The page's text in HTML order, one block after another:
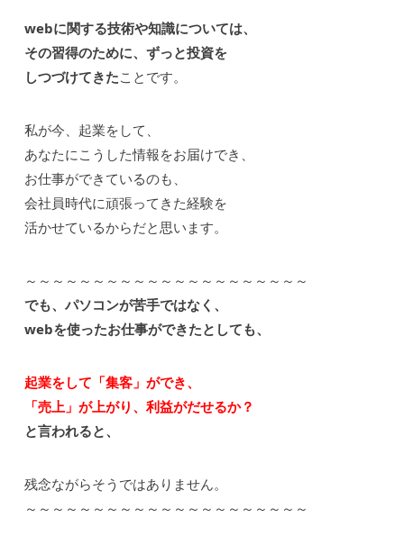
webに関する技術や知識については、
その習得のために、ずっと投資を
しつづけてきたことです。
私が今、起業をして、
あなたにこうした情報をお届けでき、
お仕事ができているのも、
会社員時代に頑張ってきた経験を
活かせているからだと思います。
～～～～～～～～～～～～～～～～～～～～～
でも、パソコンが苦手ではなく、
webを使ったお仕事ができたとしても、
起業をして「集客」ができ、
「売上」が上がり、利益がだせるか？
と言われると、
残念ながらそうではありません。
～～～～～～～～～～～～～～～～～～～～～